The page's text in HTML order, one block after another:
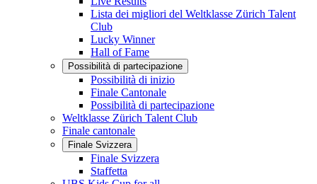
Lista dei migliori del Weltklasse Zürich Talent
Club
Lucky Winner
Hall of Fame
Possibilità di partecipazione
Possibilità di inizio
Finale Cantonale
Possibilità di partecipazione
Weltklasse Zürich Talent Club
Finale cantonale
Finale Svizzera
Finale Svizzera
Staffetta